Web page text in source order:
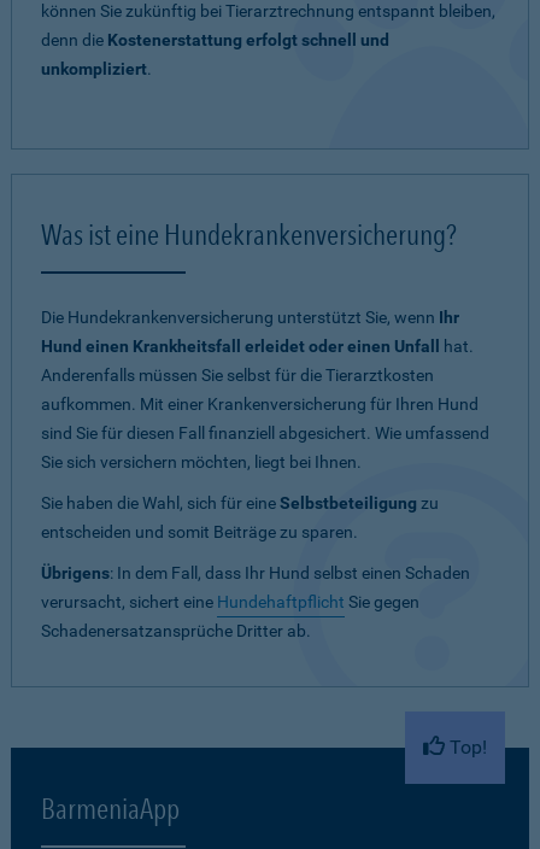
können Sie zukünftig bei Tierarztrechnung entspannt bleiben,
denn die Kostenerstattung erfolgt schnell und
unkompliziert.
Was ist eine Hundekrankenversicherung?
Die Hundekrankenversicherung unterstützt Sie, wenn Ihr
Hund einen Krankheitsfall erleidet oder einen Unfall
hat.
Anderenfalls müssen Sie selbst für die Tierarztkosten
aufkommen. Mit einer Krankenversicherung für Ihren Hund
sind Sie für diesen Fall finanziell abgesichert. Wie umfassend
Sie sich versichern möchten, liegt bei Ihnen.
Sie haben die Wahl, sich für eineSelbstbeteiligung zu
entscheiden und somit Beiträge zu sparen.
Übrigens: In dem Fall, dass Ihr Hund selbst einen Schaden
verursacht, sichert eine Hundehaftpflicht Sie gegen
Schadenersatzansprüche Dritter ab.
Top!
BarmeniaApp